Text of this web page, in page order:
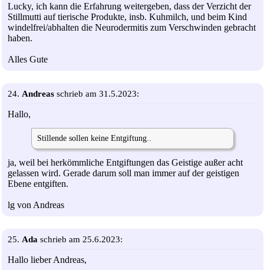
Lucky, ich kann die Erfahrung weitergeben, dass der Verzicht der
Stillmutti auf tierische Produkte, insb. Kuhmilch, und beim Kind
windelfrei/abhalten die Neurodermitis zum Verschwinden gebracht
haben.
Alles Gute
24. Andreas schrieb am 31.5.2023:
Hallo,
Stillende sollen keine Entgiftung..
ja, weil bei herkömmliche Entgiftungen das Geistige außer acht
gelassen wird. Gerade darum soll man immer auf der geistigen
Ebene entgiften.
lg von Andreas
25. Ada schrieb am 25.6.2023:
Hallo lieber Andreas,